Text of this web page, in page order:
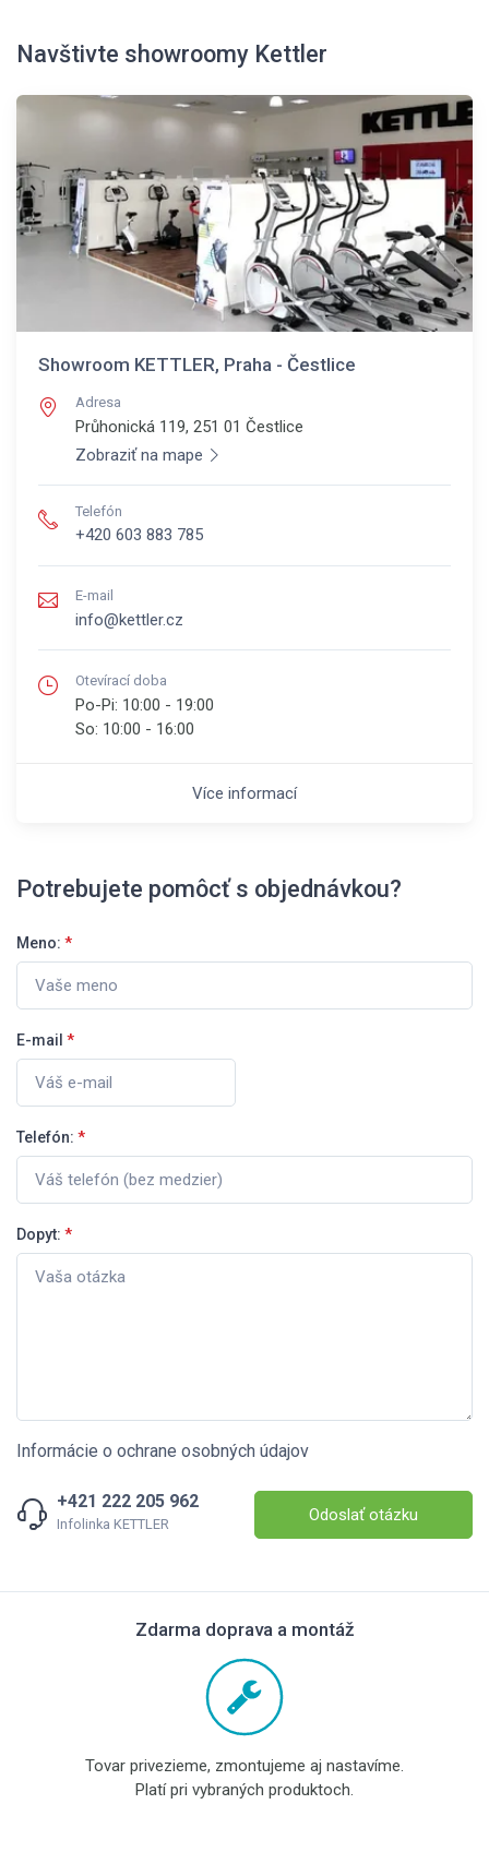
Navštivte showroomy Kettler
Showroom KETTLER, Praha - Čestlice
Adresa
Průhonická 119, 251 01 Čestlice
Zobraziť na mape
Telefón
+420 603 883 785
E-mail
info@kettler.cz
Otevírací doba
Po-Pi: 10:00 - 19:00
So: 10:00 - 16:00
Více informací
Potrebujete pomôcť s objednávkou?
Meno: *
E-mail *
Telefón: *
Dopyt: *
Informácie o ochrane osobných údajov
+421 222 205 962
Infolinka KETTLER Odoslať otázku
Zdarma doprava a montáž
Tovar privezieme, zmontujeme aj nastavíme.
Platí pri vybraných produktoch.